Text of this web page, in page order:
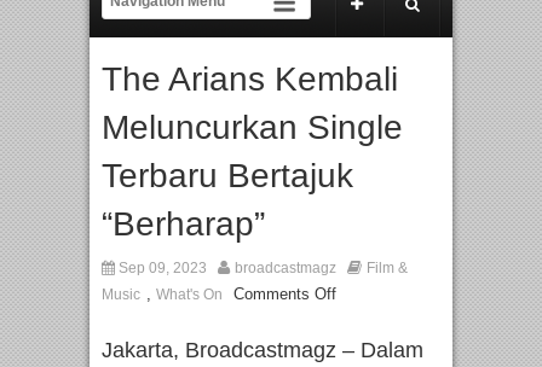
Rayakan Perpaduan Warisan Dan Semangat Lokal, BIRKENSTOCK INDONESIA
Meramaikan Jakarta dengan Ribuan Mainan dan Produk Bayi dari Seluruh
The Arians Kembali
Meluncurkan Single
Terbaru Bertajuk
“Berharap”
Sep 09, 2023 broadcastmagz
Film &
Music , What's On Comments Off
Jakarta, Broadcastmagz – Dalam